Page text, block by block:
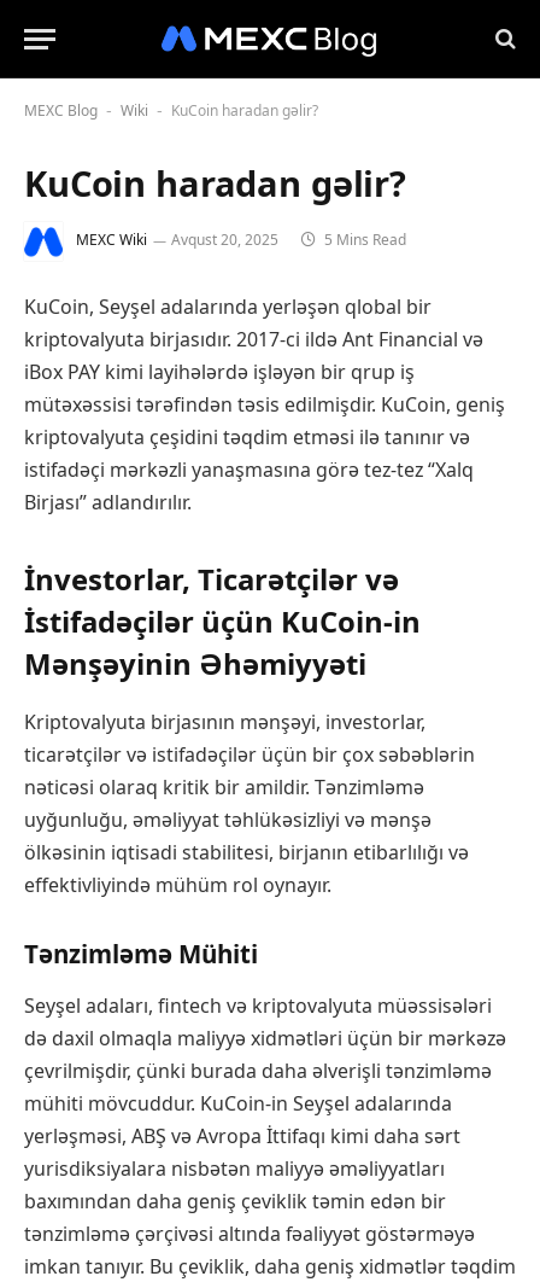
MEXC Blog - Wiki - KuCoin haradan gəlir?
KuCoin haradan gəlir?
MEXC Wiki Avqust 20, 2025 5 Mins Read
KuCoin, Seyşel adalarında yerləşən qlobal bir
kriptovalyuta birjasıdır. 2017-ci ildə Ant Financial və
iBox PAY kimi layihələrdə işləyən bir qrup iş
mütəxəssisi tərəfindən təsis edilmişdir. KuCoin, geniş
kriptovalyuta çeşidini təqdim etməsi ilə tanınır və
istifadəçi mərkəzli yanaşmasına görə tez-tez “Xalq
Birjası” adlandırılır.
İnvestorlar, Ticarətçilər və
İstifadəçilər üçün KuCoin-in
Mənşəyinin Əhəmiyyəti
Kriptovalyuta birjasının mənşəyi, investorlar,
ticarətçilər və istifadəçilər üçün bir çox səbəblərin
nəticəsi olaraq kritik bir amildir. Tənzimləmə
uyğunluğu, əməliyyat təhlükəsizliyi və mənşə
ölkəsinin iqtisadi stabilitesi, birjanın etibarlılığı və
effektivliyində mühüm rol oynayır.
Tənzimləmə Mühiti
Seyşel adaları, fintech və kriptovalyuta müəssisələri
də daxil olmaqla maliyyə xidmətləri üçün bir mərkəzə
çevrilmişdir, çünki burada daha əlverişli tənzimləmə
mühiti mövcuddur. KuCoin-in Seyşel adalarında
yerləşməsi, ABŞ və Avropa İttifaqı kimi daha sərt
yurisdiksiyalara nisbətən maliyyə əməliyyatları
baxımından daha geniş çeviklik təmin edən bir
tənzimləmə çərçivəsi altında fəaliyyət göstərməyə
imkan tanıyır. Bu çeviklik, daha geniş xidmətlər təqdim